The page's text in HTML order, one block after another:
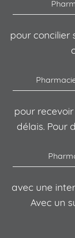
pour concilier
pour
délais. Pour
avec une
Avec un